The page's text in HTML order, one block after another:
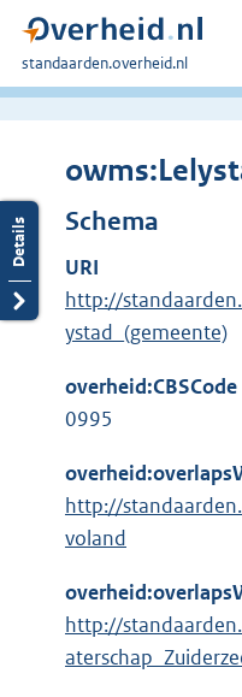
U
bent
standaarden.overheid.nl
Schema
URI
http://
ystad_(gemeente)
overheid:CBSCode
0995
http://
voland
http://